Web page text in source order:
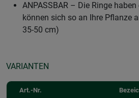
ANPASSBAR – Die Ringe
können sich so an Ihre Pflanze
35-50 cm)
VARIANTEN
Art.-Nr.